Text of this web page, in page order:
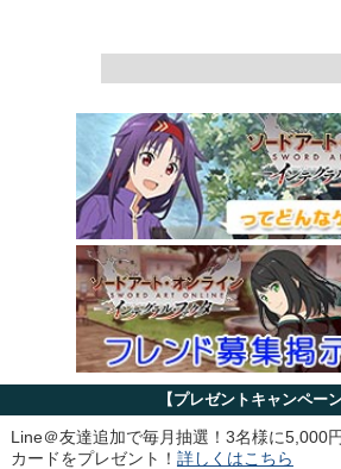
【プレゼントキャンペーン
Line＠友達追加で毎月抽選！3名様に5,000
カードをプレゼント！ 詳しくはこちら